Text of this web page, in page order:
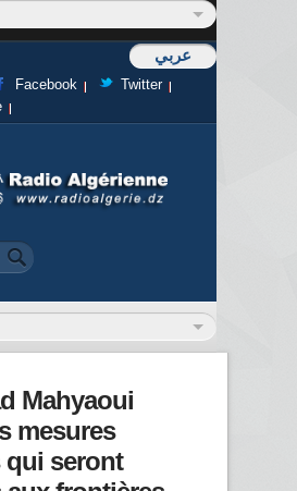
عربي
Facebook
Twitter
de recherche
Mahyaoui
mesures
qui seront